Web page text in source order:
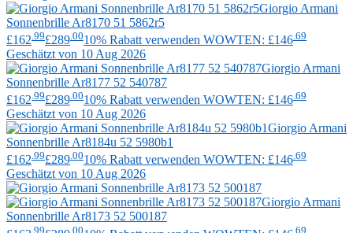
Giorgio Armani
Sonnenbrille Ar8170 51 5862r5
£162 .99£289 .0010% Rabatt verwenden WOWTEN: £146 .69
Geschätzt von 10 Aug 2026
Giorgio Armani
Sonnenbrille Ar8177 52 540787
£162 .99£289 .0010% Rabatt verwenden WOWTEN: £146 .69
Geschätzt von 10 Aug 2026
Giorgio Armani
Sonnenbrille Ar8184u 52 5980b1
£162.99£289.0010% Rabatt verwenden WOWTEN: £146.69
Geschätzt von 10 Aug 2026
Giorgio Armani
Sonnenbrille Ar8173 52 500187
.99 .00 .69